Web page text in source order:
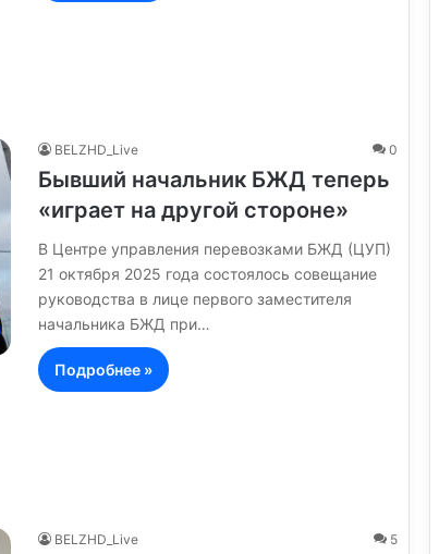
BELZHD_Live 0
Бывший начальник БЖД теперь
«играет на другой стороне»
В Центре управления перевозками БЖД (ЦУП)
21 октября 2025 года состоялось совещание
руководства в лице первого заместителя
начальника БЖД при…
Подробнее »
BELZHD_Live 5